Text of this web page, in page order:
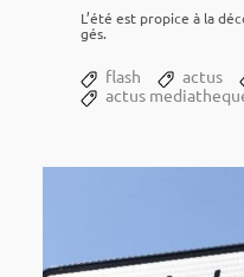
L’été est propice à la
gés.
flash actus
actus